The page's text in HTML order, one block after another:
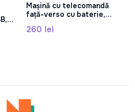
Mașină cu telecomandă
față-verso cu baterie,
260 lei